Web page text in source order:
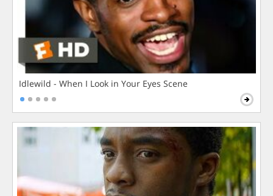
Idlewild - When I Look in Your Eyes Scene